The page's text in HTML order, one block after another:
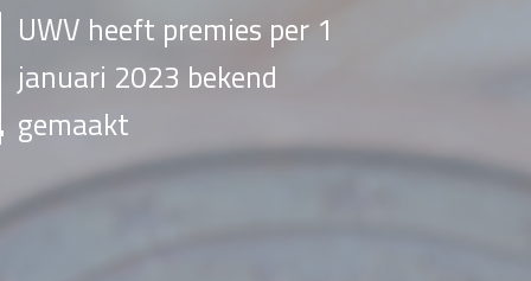
UWV heeft premies per 1
januari 2023 bekend
gemaakt